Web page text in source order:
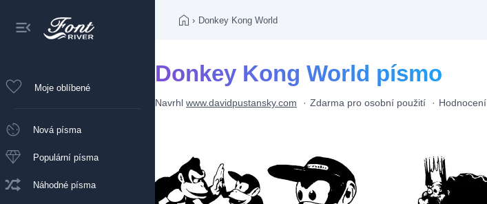
Moje oblíbené
Nová písma
Populární písma
Náhodné písma
› Donkey Kong World
Donkey Kong World písmo
Navrhl www.davidpustansky.com Zdarma pro osobní použití Hodnocení